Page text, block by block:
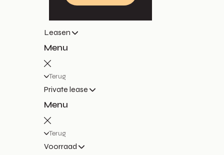
Leasen
Menu
Terug
Private lease
Menu
Terug
Voorraad